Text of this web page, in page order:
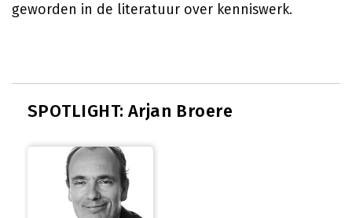
geworden in de literatuur over kenniswerk.
SPOTLIGHT: Arjan Broere